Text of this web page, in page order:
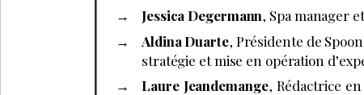
Jessica Degermann, Spa manager
Aldina Duarte, Présidente de
stratégie et mise en opération
Laure Jeandemange, Rédactrice